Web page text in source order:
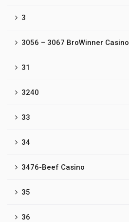
3
3056 – 3067 BroWinner Casino
31
3240
33
34
3476-Beef Casino
35
36